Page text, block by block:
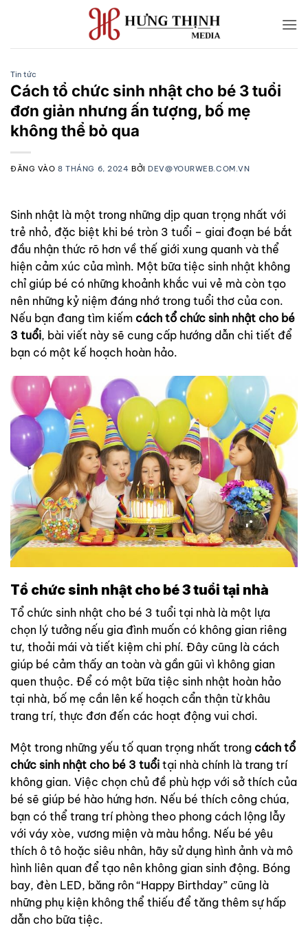
Tin tức
Cách tổ chức sinh nhật cho bé 3 tuổi
đơn giản nhưng ấn tượng, bố mẹ
không thể bỏ qua
ĐĂNG VÀO8 THÁNG 6, 2024 BỞIDEV@YOURWEB.COM.VN
Sinh nhật là một trong những dịp quan trọng nhất với
trẻ nhỏ, đặc biệt khi bé tròn 3 tuổi – giai đoạn bé bắt
đầu nhận thức rõ hơn về thế giới xung quanh và thể
hiện cảm xúc của mình. Một bữa tiệc sinh nhật không
chỉ giúp bé có những khoảnh khắc vui vẻ mà còn tạo
nên những kỷ niệm đáng nhớ trong tuổi thơ của con.
Nếu bạn đang tìm kiếm cách tổ chức sinh nhật cho bé
3 tuổi, bài viết này sẽ cung cấp hướng dẫn chi tiết để
bạn có một kế hoạch hoàn hảo.
Tổ chức sinh nhật cho bé 3 tuổi tại nhà
Tổ chức sinh nhật cho bé 3 tuổi tại nhà là một lựa
chọn lý tưởng nếu gia đình muốn có không gian riêng
tư, thoải mái và tiết kiệm chi phí. Đây cũng là cách
giúp bé cảm thấy an toàn và gần gũi vì không gian
quen thuộc. Để có một bữa tiệc sinh nhật hoàn hảo
tại nhà, bố mẹ cần lên kế hoạch cẩn thận từ khâu
trang trí, thực đơn đến các hoạt động vui chơi.
Một trong những yếu tố quan trọng nhất trong cách tổ
chức sinh nhật cho bé 3 tuổi tại nhà chính là trang trí
không gian. Việc chọn chủ đề phù hợp với sở thích của
bé sẽ giúp bé hào hứng hơn. Nếu bé thích công chúa,
bạn có thể trang trí phòng theo phong cách lộng lẫy
với váy xòe, vương miện và màu hồng. Nếu bé yêu
thích ô tô hoặc siêu nhân, hãy sử dụng hình ảnh và mô
hình liên quan để tạo nên không gian sinh động. Bóng
bay, đèn LED, băng rôn “Happy Birthday” cũng là
những phụ kiện không thể thiếu để tăng thêm sự hấp
dẫn cho bữa tiệc.